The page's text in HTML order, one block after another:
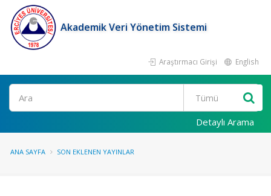
Akademik Veri Yönetim Sistemi
Araştırmacı Girişi English
Ara
Detaylı Arama
ANA SAYFA SON EKLENEN YAYINLAR